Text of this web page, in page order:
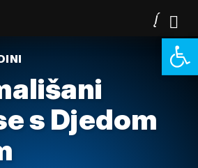
s Djedom